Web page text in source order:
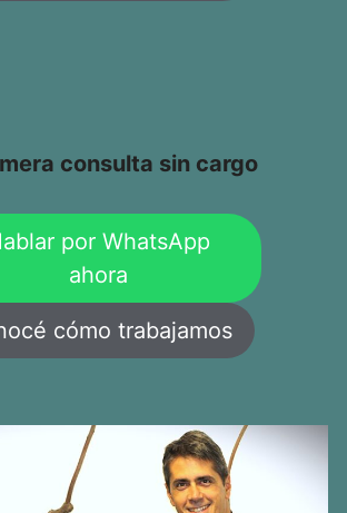
consulta sin cargo
por WhatsApp
ahora
cómo trabajamos